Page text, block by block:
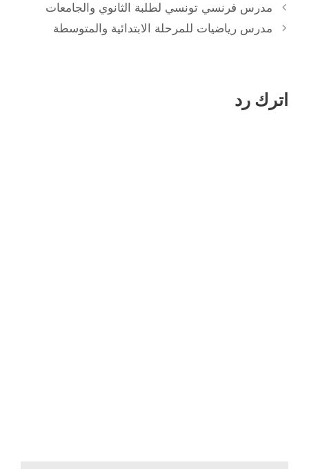
مدرس فرنسي تونسي لطلبة الثانوي والجامعات
مدرس رياضيات للمرحلة الابتدائية والمتوسطة
اترك رد